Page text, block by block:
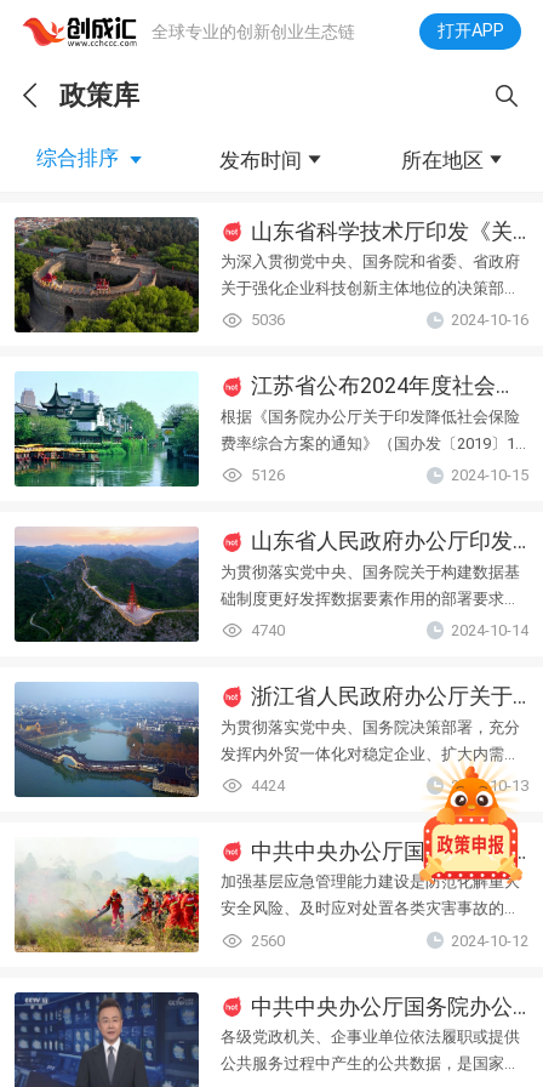
全球专业的创新创业生态链 打开APP
政策库
综合排序 发布时间 所在地区
山东省科学技术厅印发《关于推动全省高新技术企业高质量发展的行动方案》的通知 政策解读
为深入贯彻党中央、国务院和省委、省政府
关于强化企业科技创新主体地位的决策部
署，进一步支持和服务全省高新技术企业实
案》
5036 2024-10-16
江苏省公布2024年度社会保险缴费基数
根据《国务院办公厅关于印发降低社会保险
费率综合方案的通知》（国办发〔2019〕13
号）等文件精神，现就2024年度社会保险缴
5126 2024-10-15
山东省人民政府办公厅印发《关于加快推进数据要素市场化配置改革的实施意见》的通知
为贯彻落实党中央、国务院关于构建数据基
础制度更好发挥数据要素作用的部署要求，
加快推进数据要素市场化配置改革，促进以
4740 2024-10-14
浙江省人民政府办公厅关于印发深化内外贸一体化改革创新若干措施的通知
为贯彻落实党中央、国务院决策部署，充分
发挥内外贸一体化对稳定企业、扩大内需、
促进经济发展的重要作用，推进畅通国内国
4424 2024-10-13
中共中央办公厅国务院办公厅关于进一步提升基层应急管理能力的意见
加强基层应急管理能力建设是防范化解重大
安全风险、及时应对处置各类灾害事故的固
本之策，是推进应急管理体系和能力现代化
书记关于应急管理和基层治理的重要论述，
强化基层应急基础和力量，进一步提升基层
应急管理能力，筑牢安全底板、守牢安全底
2560 2024-10-12
中共中央办公厅国务院办公厅关于加快公共数据资源开发利用的意见
各级党政机关、企事业单位依法履职或提供
公共服务过程中产生的公共数据，是国家重